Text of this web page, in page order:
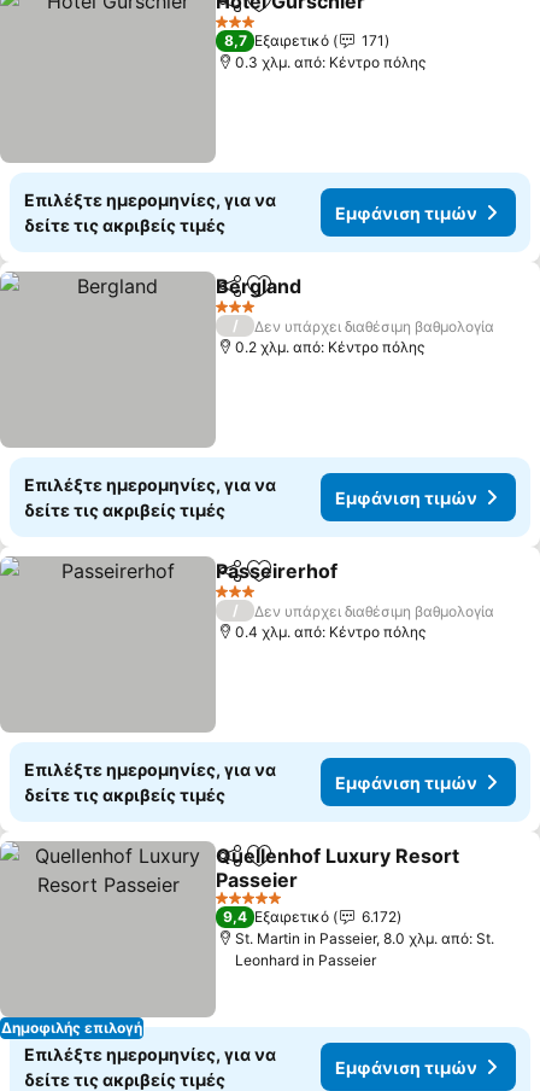
Κοινοποίηση
Προσθήκη στα αγαπημένα
3 Αστέρια
8,7 Εξαιρετικό
171
0.3 χλμ. από: Κέντρο πόλης
Επιλέξτε ημερομηνίες, για να
δείτε τις ακριβείς τιμές
Εμφάνιση τιμών
Κοινοποίηση
Προσθήκη στα αγαπημένα
Bergland
3 Αστέρια
/
Δεν υπάρχει διαθέσιμη βαθμολογία
0.2 χλμ. από: Κέντρο πόλης
Επιλέξτε ημερομηνίες, για να
δείτε τις ακριβείς τιμές
Εμφάνιση τιμών
Κοινοποίηση
Προσθήκη στα αγαπημένα
Passeirerhof
3 Αστέρια
/
Δεν υπάρχει διαθέσιμη βαθμολογία
0.4 χλμ. από: Κέντρο πόλης
Επιλέξτε ημερομηνίες, για να
δείτε τις ακριβείς τιμές
Εμφάνιση τιμών
Δημοφιλής επιλογή
Κοινοποίηση
Προσθήκη στα αγαπημένα
Quellenhof Luxury Resort
Passeier
Εμφάνιση τιμών
5 Αστέρια
9,4 Εξαιρετικό
6.172
St. Martin in Passeier, 8.0 χλμ. από: St.
Leonhard in Passeier
Επιλέξτε ημερομηνίες, για να
δείτε τις ακριβείς τιμές
Εμφάνιση τιμών